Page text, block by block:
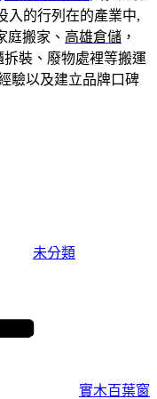
入的行列在的產業中,
庭搬家、 高雄倉儲 ，
拆裝、廢物處裡等搬運
驗以及建立品牌口碑
未分類
實木百葉窗